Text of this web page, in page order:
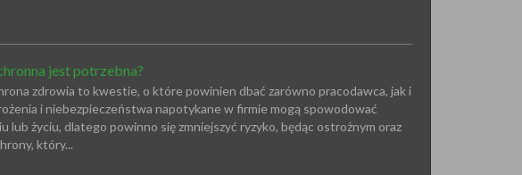
jest potrzebna?
zdrowia to kwestie, o które powinien dbać zarówno pracodawca, jak i
i niebezpieczeństwa napotykane w firmie mogą spowodować
lub życiu, dlatego powinno się zmniejszyć ryzyko, będąc ostrożnym oraz
który...